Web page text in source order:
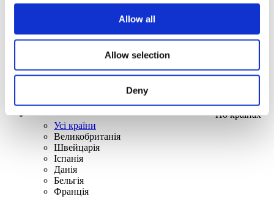
Allow all
Allow selection
Deny
По країнах
Усі країни
Великобританія
Швейцарія
Іспанія
Данія
Бельгія
Франція